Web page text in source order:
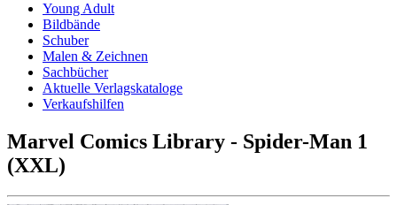
Young Adult
Bildbände
Schuber
Malen & Zeichnen
Sachbücher
Aktuelle Verlagskataloge
Verkaufshilfen
Marvel Comics Library - Spider-Man 1
(XXL)